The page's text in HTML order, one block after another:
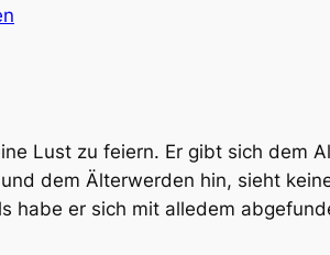
Lust zu feiern. Er gibt sich dem
dem Älterwerden hin, sieht
habe er sich mit alledem